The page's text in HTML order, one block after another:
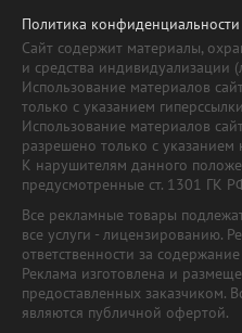
Политика конфиденциальности
Сайт содержит материалы,
и средства индивидуализации
Использование материалов
только с указанием
Использование материалов
разрешено только с указанием
К нарушителям данного
предусмотренные ст. 1301 ГК
Все рекламные товары
все услуги - лицензированию.
ответственности за
Реклама изготовлена и
предоставленных заказчиком.
являются публичной офертой.